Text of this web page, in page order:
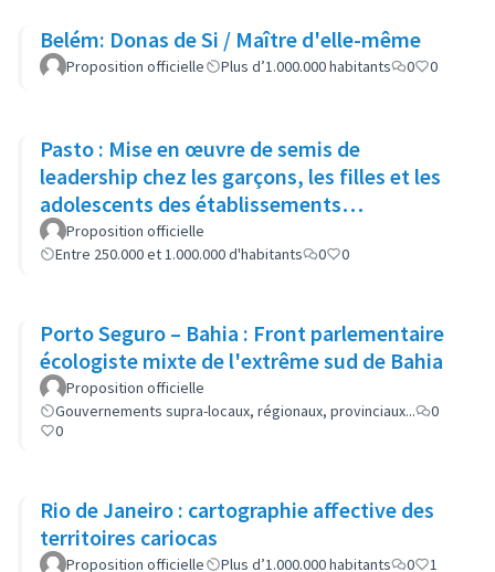
Belém: Donas de Si / Maître d'elle-même
Proposition officielle Plus d’1.000.000 habitants 0 0
Pasto : Mise en œuvre de semis de
leadership chez les garçons, les filles et les
adolescents des établissements
d'enseignement ruraux et des actions c
Proposition officielle
Entre 250.000 et 1.000.000 d'habitants
0 0
Porto Seguro – Bahia : Front parlementaire
écologiste mixte de l'extrême sud de Bahia
Proposition officielle
Gouvernements supra-locaux, régionaux, provinciaux...
0
0
Rio de Janeiro : cartographie affective des
territoires cariocas
Proposition officielle Plus d’1.000.000 habitants 0 1